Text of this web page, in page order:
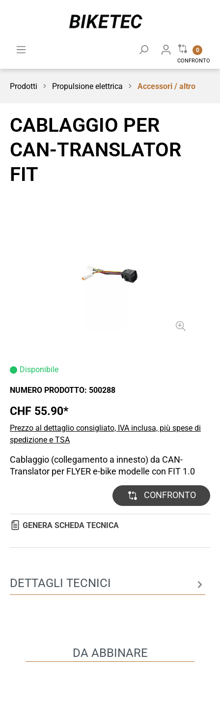
0
CONFRONTO
Prodotti Propulsione elettrica Accessori / altro
CABLAGGIO PER
CAN-TRANSLATOR
FIT
Disponibile
NUMERO PRODOTTO: 500288
CHF 55.90*
Prezzo al dettaglio consigliato, IVA inclusa, più spese di
spedizione e TSA
Cablaggio (collegamento a innesto) da CAN-
Translator per FLYER e-bike modelle con FIT 1.0
CONFRONTO
GENERA SCHEDA TECNICA
DETTAGLI TECNICI
DA ABBINARE